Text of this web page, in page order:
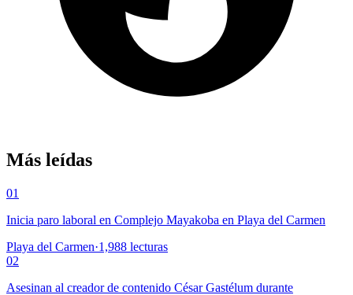
Más leídas
01
Inicia paro laboral en Complejo Mayakoba en Playa del Carmen
Playa del Carmen·1,988 lecturas
02
Asesinan al creador de contenido César Gastélum durante